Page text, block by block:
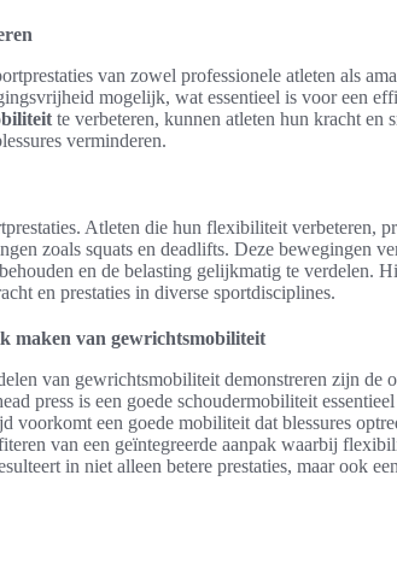
van zowel professionele atleten als
mogelijk, wat essentieel is voor een
te verbeteren, kunnen atleten hun kracht en
verminderen.
Atleten die hun flexibiliteit verbeteren,
zoals squats en deadlifts. Deze bewegingen
en de belasting gelijkmatig te verdelen.
en prestaties in diverse sportdisciplines.
maken van gewrichtsmobiliteit
van gewrichtsmobiliteit demonstreren zijn de
press is een goede schoudermobiliteit
voorkomt een goede mobiliteit dat blessures
van een geïntegreerde aanpak waarbij
in niet alleen betere prestaties, maar ook